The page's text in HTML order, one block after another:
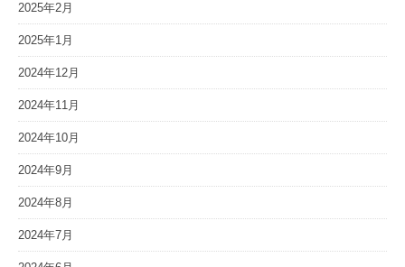
2025年2月
2025年1月
2024年12月
2024年11月
2024年10月
2024年9月
2024年8月
2024年7月